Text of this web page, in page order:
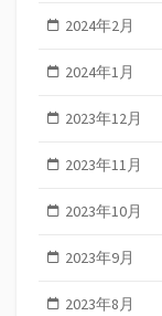
2024年2月
2024年1月
2023年12月
2023年11月
2023年10月
2023年9月
2023年8月